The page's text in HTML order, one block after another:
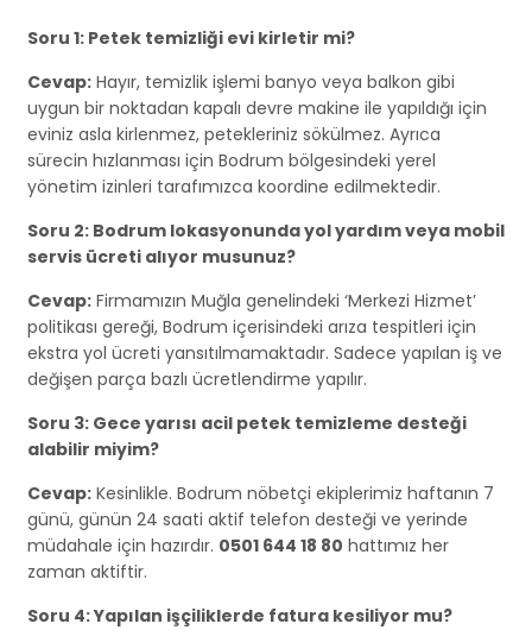
Soru 1: Petek temizliği evi kirletir mi?
Cevap: Hayır, temizlik işlemi banyo veya balkon gibi
uygun bir noktadan kapalı devre makine ile yapıldığı için
eviniz asla kirlenmez, petekleriniz sökülmez. Ayrıca
sürecin hızlanması için Bodrum bölgesindeki yerel
yönetim izinleri tarafımızca koordine edilmektedir.
Soru 2: Bodrum lokasyonunda yol yardım veya mobil
servis ücreti alıyor musunuz?
Cevap: Firmamızın Muğla genelindeki ‘Merkezi Hizmet’
politikası gereği, Bodrum içerisindeki arıza tespitleri için
ekstra yol ücreti yansıtılmamaktadır. Sadece yapılan iş ve
değişen parça bazlı ücretlendirme yapılır.
Soru 3: Gece yarısı acil petek temizleme desteği
alabilir miyim?
Cevap: Kesinlikle. Bodrum nöbetçi ekiplerimiz haftanın 7
günü, günün 24 saati aktif telefon desteği ve yerinde
müdahale için hazırdır. 0501 644 18 80 hattımız her
zaman aktiftir.
Soru 4: Yapılan işçiliklerde fatura kesiliyor mu?